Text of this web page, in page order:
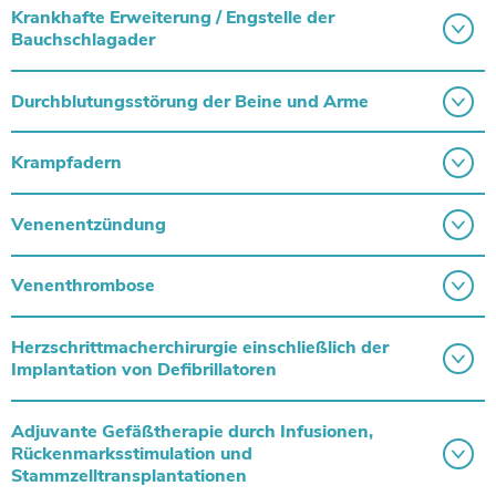
Krankhafte Erweiterung / Engstelle der
Bauchschlagader
Durchblutungsstörung der Beine und Arme
Krampfadern
Venenentzündung
Venenthrombose
Herzschrittmacherchirurgie einschließlich der
Implantation von Defibrillatoren
Adjuvante Gefäßtherapie durch Infusionen,
Rückenmarksstimulation und
Stammzelltransplantationen